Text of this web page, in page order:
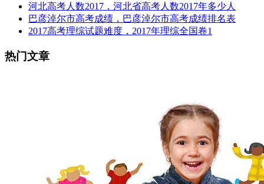
河北高考人数2017，河北省高考人数2017年多少人
巴彦淖尔市高考成绩，巴彦淖尔市高考成绩排名表
2017高考理综试题难度，2017年理综全国卷1
热门文章